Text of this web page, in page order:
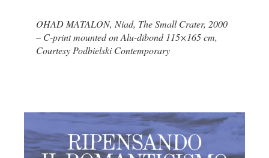
OHAD MATALON, Niad, The Small Crater, 2000
– C-print mounted on Alu-dibond 115×165 cm,
Courtesy Podbielski Contemporary